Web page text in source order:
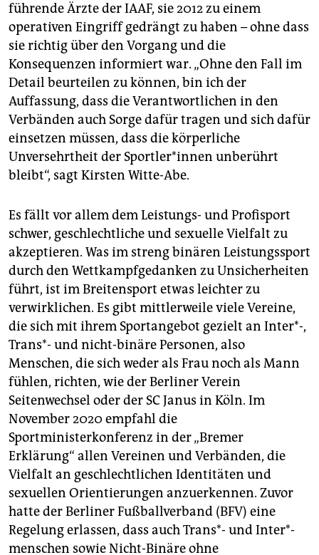
führende Ärzte der IAAF, sie 2012 zu einem
operativen Eingriff gedrängt zu haben – ohne dass
sie richtig über den Vorgang und die
Konsequenzen informiert war. „Ohne den Fall im
Detail beurteilen zu können, bin ich der
Auffassung, dass die Verantwortlichen in den
Verbänden auch Sorge dafür tragen und sich dafür
einsetzen müssen, dass die körperliche
Unversehrtheit der Sport­le­r*in­nen unberührt
bleibt“, sagt Kirsten Witte-Abe.
Es fällt vor allem dem Leistungs- und Profisport
schwer, geschlechtliche und sexuelle Vielfalt zu
akzeptieren. Was im streng binären Leistungssport
durch den Wettkampfgedanken zu Unsicherheiten
führt, ist im Breitensport etwas leichter zu
verwirklichen. Es gibt mittlerweile viele Vereine,
die sich mit ihrem Sportangebot gezielt an Inter*-,
Trans*- und nicht-binäre Personen, also
Menschen, die sich weder als Frau noch als Mann
fühlen, richten, wie der Berliner Verein
Seitenwechsel oder der SC Janus in Köln. Im
November 2020 empfahl die
Sportministerkonferenz in der „Bremer
Erklärung“ allen Vereinen und Verbänden, die
Vielfalt an geschlechtlichen Identitäten und
sexuellen Orientierungen anzuerkennen. Zuvor
hatte der Berliner Fußballverband (BFV) eine
Regelung erlassen, dass auch Trans*- und In­ter*­
men­schen sowie Nicht-Binäre ohne